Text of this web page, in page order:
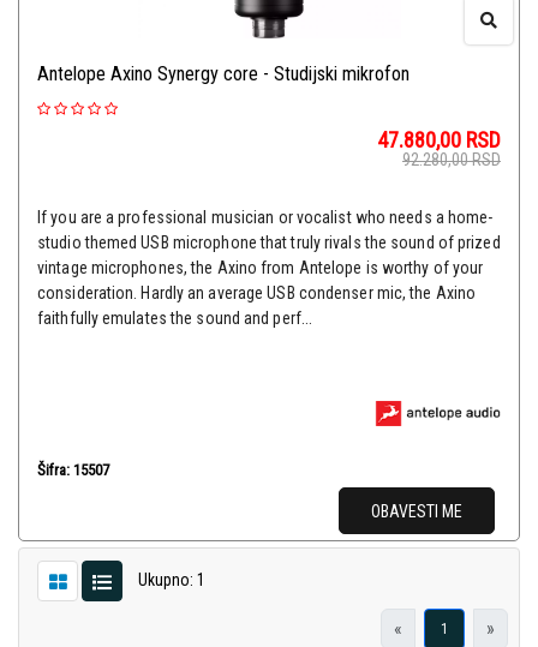
Antelope Axino Synergy core - Studijski mikrofon
47.880,00 RSD
92.280,00RSD
If you are a professional musician or vocalist who needs a home-
studio themed USB microphone that truly rivals the sound of prized
vintage microphones, the Axino from Antelope is worthy of your
consideration. Hardly an average USB condenser mic, the Axino
faithfully emulates the sound and perf...
Šifra: 15507
OBAVESTI ME
Ukupno: 1
« 1 »